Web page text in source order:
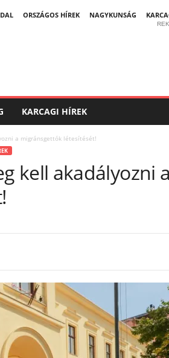
ORSZÁGOS HÍREK NAGYKUNSÁG
KARCAGI HÍREK
a migránsgettók létesítését!
kell akadályozni a